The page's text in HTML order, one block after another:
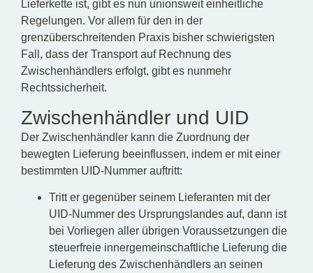
Lieferkette ist, gibt es nun unionsweit einheitliche
Regelungen. Vor allem für den in der
grenzüberschreitenden Praxis bisher schwierigsten
Fall, dass der Transport auf Rechnung des
Zwischenhändlers erfolgt, gibt es nunmehr
Rechtssicherheit.
Zwischenhändler und UID
Der Zwischenhändler kann die Zuordnung der
bewegten Lieferung beeinflussen, indem er mit einer
bestimmten UID-Nummer auftritt:
Tritt er gegenüber seinem Lieferanten mit der
UID-Nummer des Ursprungslandes auf, dann ist
bei Vorliegen aller übrigen Voraussetzungen die
steuerfreie innergemeinschaftliche Lieferung die
Lieferung des Zwischenhändlers an seinen